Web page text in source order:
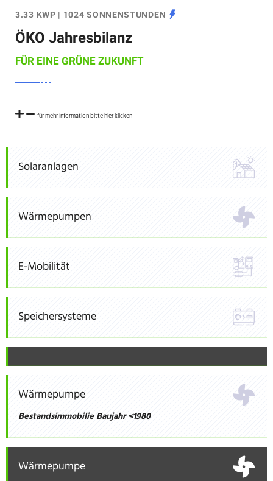
3.33 KWP | 1024 SONNENSTUNDEN
ÖKO Jahresbilanz
FÜR EINE GRÜNE ZUKUNFT
für mehr Information bitte hier klicken
Solaranlagen
Wärmepumpen
E-Mobilität
Speichersysteme
Wärmepumpe
Bestandsimmobilie Baujahr <1980
Wärmepumpe